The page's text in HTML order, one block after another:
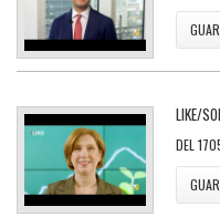
LIKE/
DEL